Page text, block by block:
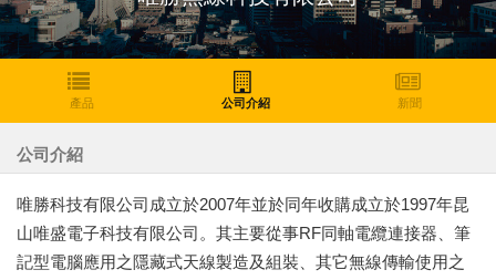
產品 公司介紹 新聞
公司介紹
唯勝科技有限公司成立於2007年並於同年收購成立於1997年昆
山唯盛電子科技有限公司。其主要從事RF同軸電纜連接器、筆
記型電腦應用之隱藏式天線製造及組裝、其它無線傳輸使用之